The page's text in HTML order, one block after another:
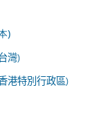
)
灣)
港特別行政區)